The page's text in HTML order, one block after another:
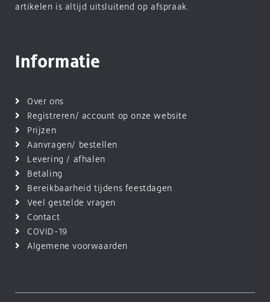
artikelen is altijd uitsluitend op afspraak.
Informatie
Over ons
Registreren/ account op onze website
Prijzen
Aanvragen/ bestellen
Levering / afhalen
Betaling
Bereikbaarheid tijdens feestdagen
Veel gestelde vragen
Contact
COVID-19
Algemene voorwaarden